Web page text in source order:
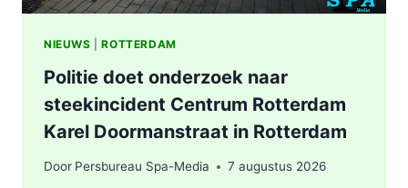
NIEUWS |ROTTERDAM
Politie doet onderzoek naar
steekincident Centrum Rotterdam
Karel Doormanstraat in Rotterdam
Door Persbureau Spa-Media 7 augustus 2026